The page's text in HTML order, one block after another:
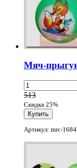
Мяч-
513
Скидка 25%
Артикул: mrc-